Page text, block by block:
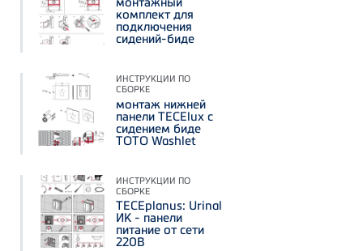
комплект для
подключения
сидений-биде
ИНСТРУКЦИИ ПО
СБОРКЕ
монтаж нижней
панели TECElux с
сидением биде
TOTO Washlet
ИНСТРУКЦИИ ПО
СБОРКЕ
TECEplanus: Urinal
ИК - панели
питание от сети
220В